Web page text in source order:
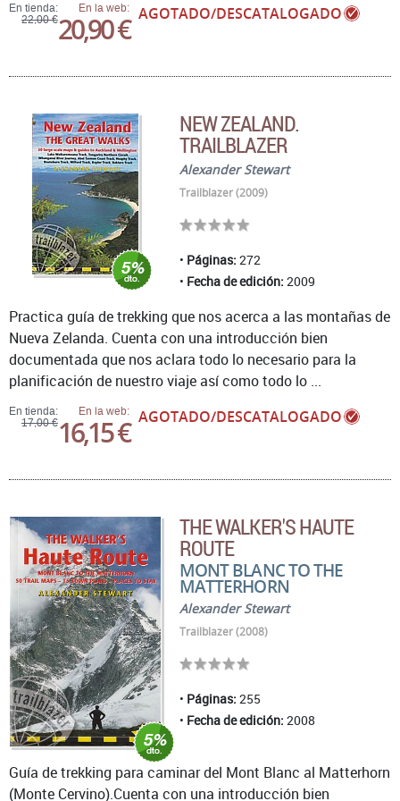
En tienda:
22,00 €
En la web:
20,90 € AGOTADO/DESCATALOGADO
NEW ZEALAND.
TRAILBLAZER
Alexander Stewart
Trailblazer (2009)
Páginas: 272
Fecha de edición: 2009
En tienda:
17,00 €
En la web:
16,15 € AGOTADO/DESCATALOGADO
Practica guía de trekking que nos acerca a las montañas de
Nueva Zelanda. Cuenta con una introducción bien
documentada que nos aclara todo lo necesario para la
planificación de nuestro viaje así como todo lo ...
THE WALKER'S HAUTE
ROUTE
MONT BLANC TO THE
MATTERHORN
Alexander Stewart
Trailblazer (2008)
Páginas: 255
Fecha de edición: 2008
Guía de trekking para caminar del Mont Blanc al Matterhorn
(Monte Cervino).Cuenta con una introducción bien